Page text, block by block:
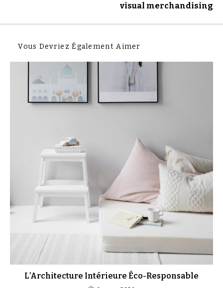
visual merchandising
Vous Devriez Également Aimer
L’Architecture Intérieure Éco-Responsable